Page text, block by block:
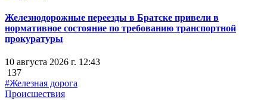
Железнодорожные переезды в Братске привели в
нормативное состояние по требованию транспортной
прокуратуры
10 августа 2026 г. 12:43
137
#Железная дорога
Происшествия